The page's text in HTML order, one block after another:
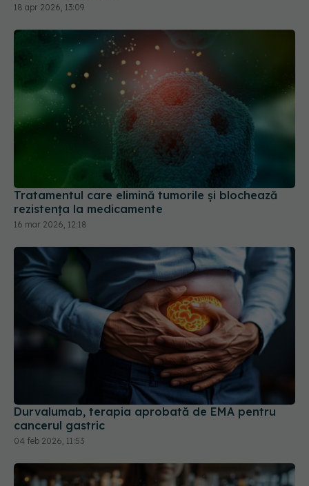
18 apr 2026, 13:09
Tratamentul care elimină tumorile și blochează
rezistența la medicamente
16 mar 2026, 12:18
Durvalumab, terapia aprobată de EMA pentru
cancerul gastric
04 feb 2026, 11:53